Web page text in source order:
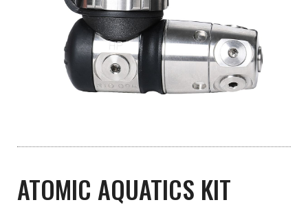
ATOMIC AQUATICS KIT